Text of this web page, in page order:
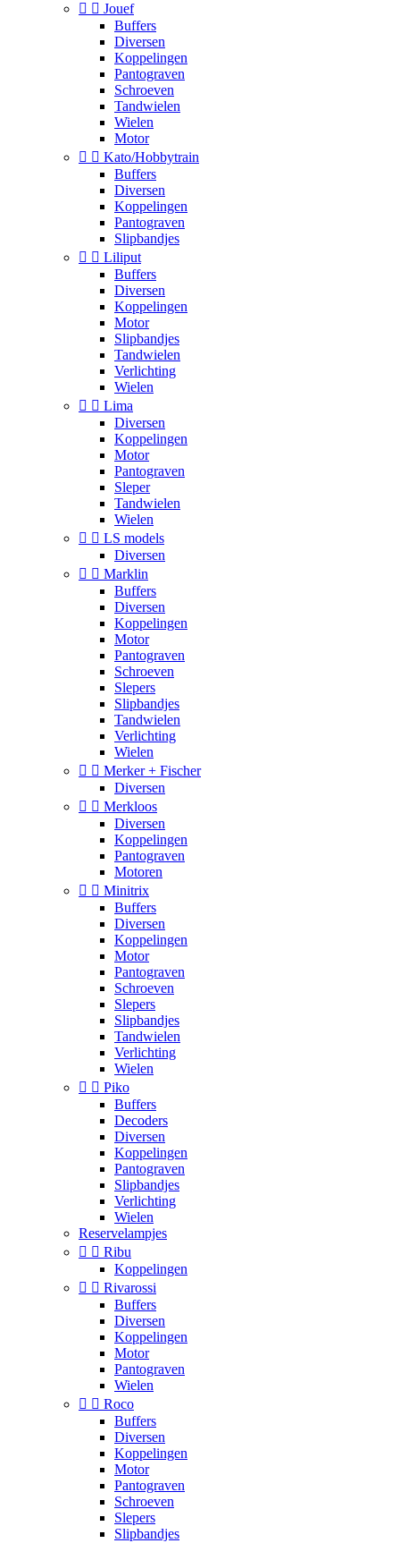
  Jouef
Buffers
Diversen
Koppelingen
Pantograven
Schroeven
Tandwielen
Wielen
Motor
  Kato/Hobbytrain
Buffers
Diversen
Koppelingen
Pantograven
Slipbandjes
  Liliput
Buffers
Diversen
Koppelingen
Motor
Slipbandjes
Tandwielen
Verlichting
Wielen
  Lima
Diversen
Koppelingen
Motor
Pantograven
Sleper
Tandwielen
Wielen
  LS models
Diversen
  Marklin
Buffers
Diversen
Koppelingen
Motor
Pantograven
Schroeven
Slepers
Slipbandjes
Tandwielen
Verlichting
Wielen
  Merker + Fischer
Diversen
  Merkloos
Diversen
Koppelingen
Pantograven
Motoren
  Minitrix
Buffers
Diversen
Koppelingen
Motor
Pantograven
Schroeven
Slepers
Slipbandjes
Tandwielen
Verlichting
Wielen
  Piko
Buffers
Decoders
Diversen
Koppelingen
Pantograven
Slipbandjes
Verlichting
Wielen
Reservelampjes
  Ribu
Koppelingen
  Rivarossi
Buffers
Diversen
Koppelingen
Motor
Pantograven
Wielen
  Roco
Buffers
Diversen
Koppelingen
Motor
Pantograven
Schroeven
Slepers
Slipbandjes